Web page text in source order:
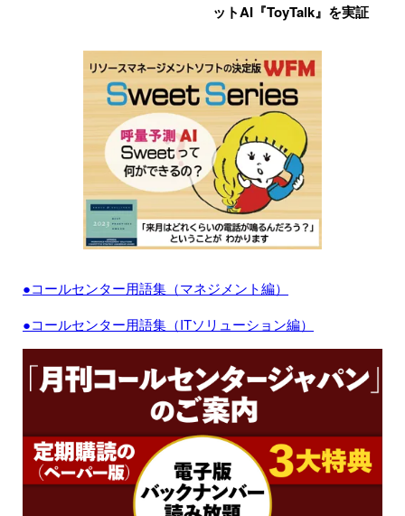
ットAI『ToyTalk』を実証
●コールセンター用語集（マネジメント編）
●コールセンター用語集（ITソリューション編）